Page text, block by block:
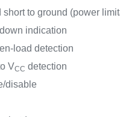
short to ground (power
indication
load detection
VCC detection
disable